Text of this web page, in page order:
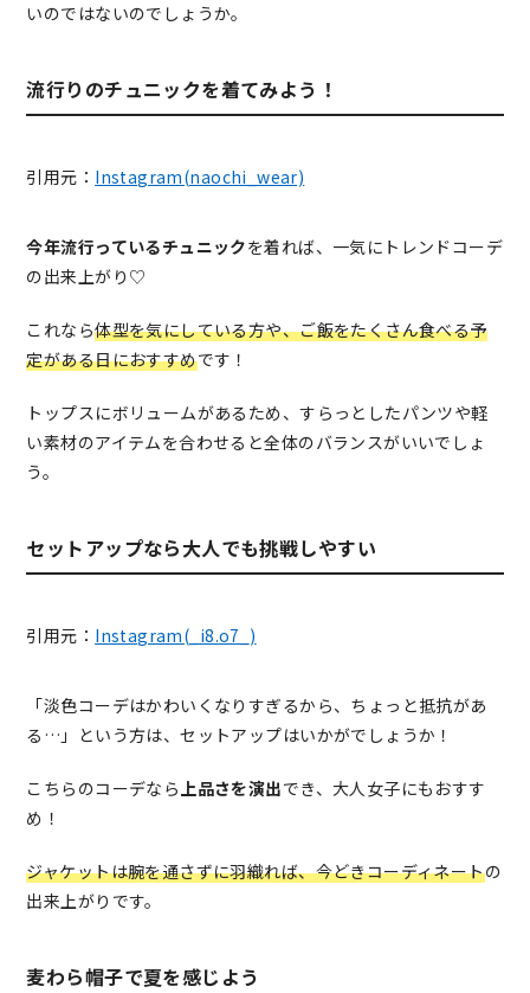
いのではないのでしょうか。
流行りのチュニックを着てみよう！
引用元： Instagram(naochi_wear)
今年流行っているチュニックを着れば、一気にトレンドコーデ
の出来上がり♡
これなら体型を気にしている方や、ご飯をたくさん食べる予
定がある日におすすめです！
トップスにボリュームがあるため、すらっとしたパンツや軽
い素材のアイテムを合わせると全体のバランスがいいでしょ
う。
セットアップなら大人でも挑戦しやすい
引用元： Instagram(_i8.o7_)
「淡色コーデはかわいくなりすぎるから、ちょっと抵抗があ
る…」という方は、セットアップはいかがでしょうか！
こちらのコーデなら上品さを演出でき、大人女子にもおすす
め！
ジャケットは腕を通さずに羽織れば、今どきコーディネートの
出来上がりです。
麦わら帽子で夏を感じよう